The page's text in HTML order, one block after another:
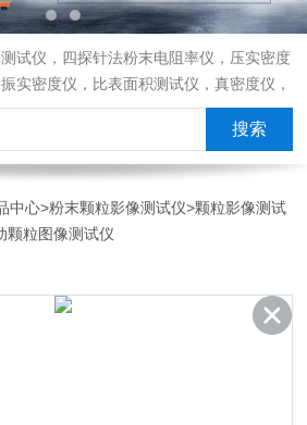
试仪，四探针法粉末电阻率仪，压实密度
实密度仪，比表面积测试仪，真密度仪，
仪，炭块二氧化碳反应测定仪
中心>粉末颗粒影像测试仪>颗粒影像测试
颗粒图像测试仪